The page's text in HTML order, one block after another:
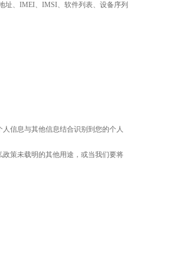
址、IMEI、IMSI、软件列表、设备序列
信息与其他信息结合识别到您的个人
策未载明的其他用途，或当我们要将